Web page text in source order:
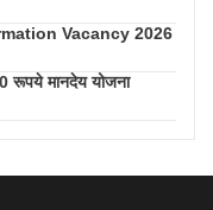
Vacancy 2026
रूपये मानदेय योजना